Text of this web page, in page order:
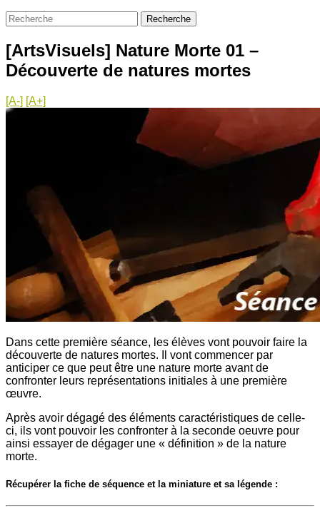
[ArtsVisuels] Nature Morte 01 –
Découverte de natures mortes
[A-] [A+]
Dans cette première séance, les élèves vont pouvoir faire la
découverte de natures mortes. Il vont commencer par
anticiper ce que peut être une nature morte avant de
confronter leurs représentations initiales à une première
œuvre.
Après avoir dégagé des éléments caractéristiques de celle-
ci, ils vont pouvoir les confronter à la seconde oeuvre pour
ainsi essayer de dégager une « définition » de la nature
morte.
Récupérer la fiche de séquence et la miniature et sa légende :